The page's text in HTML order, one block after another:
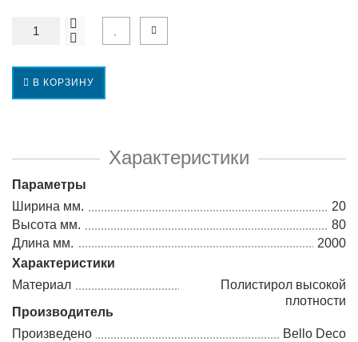
В КОРЗИНУ
Характеристики
Параметры
Ширина мм.
20
Высота мм.
80
Длина мм.
2000
Характеристики
Материал
Полистирол высокой
плотности
Производитель
Произведено
Bello Deco